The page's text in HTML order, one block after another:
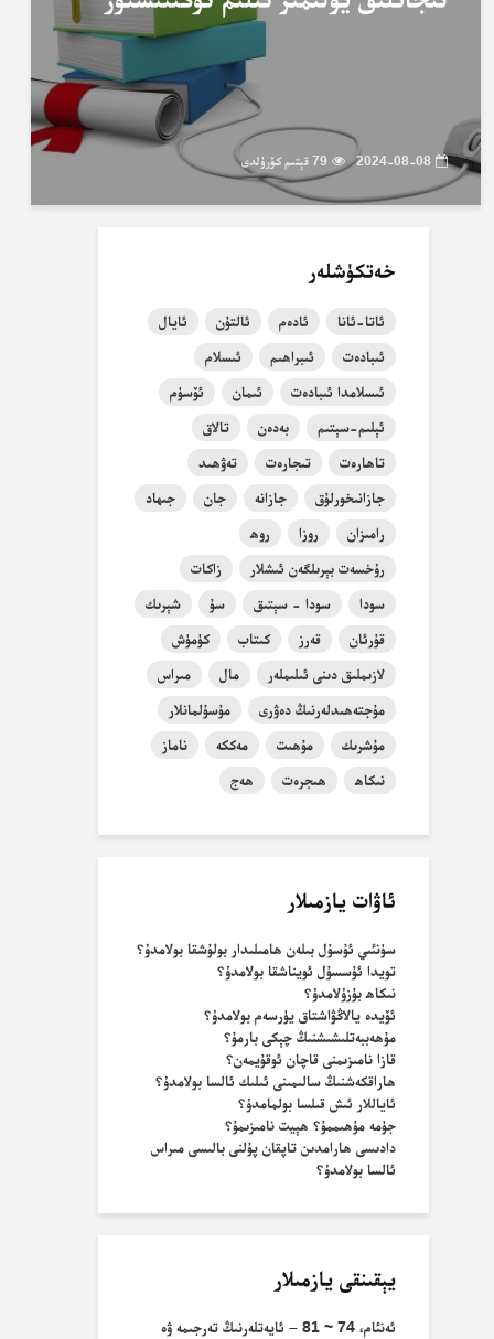
2024-08-08 79 قېتىم كۆرۈلدى
خەتكۈشلەر
ئاتا-ئانا ئادەم ئالتۇن
ئايال
ئىبادەت
ئىبراھىم
ئىسلام
ئىسلامدا ئىبادەت
ئىمان
ئۆسۈم
ئېلىم-سېتىم
بەدەن
تالاق
تاھارەت
تىجارەت
تەۋھىد
جازانىخورلۇق
جازانە جان
جىھاد
رامىزان
روزا
روھ
رۇخسەت بېرىلگەن ئىشلار
زاكات
سودا
سودا - سېتىق سۇ
شېرىك
قۇرئان
قەرز كىتاب
كۈمۈش
لازىملىق دىنى ئىلىملەر
مال
مىراس
مۇجتەھىدلەرنىڭ دەۋرى
مۇسۇلمانلار
مۇشرىك
مۇھىت مەككە
ناماز
نىكاھ
ھىجرەت ھەج
ئاۋات يازمىلار
سۈنئىي ئۇسۇل بىلەن ھامىلىدار بولۇشقا بولامدۇ؟
تويدا ئۇسسۇل ئويناشقا بولامدۇ؟
نىكاھ بۇزۇلامدۇ؟
ئۆيدە يالاڭۋاشتاق يۈرسەم بولامدۇ؟
مۇھەببەتلىشىشنىڭ چېكى بارمۇ؟
قازا نامىزىمنى قاچان ئوقۇيمەن؟
ھاراقكەشنىڭ سالىمىنى ئىلىك ئالسا بولامدۇ؟
ئاياللار ئىش قىلسا بولمامدۇ؟
جۈمە مۇھىممۇ؟ ھېيت نامىزىمۇ؟
دادىسى ھارامدىن تاپقان پۇلنى بالىسى مىراس
ئالسا بولامدۇ؟
يېقىنقى يازمىلار
ئەنئام، 74 ~ 81 – ئايەتلەرنىڭ تەرجىمە ۋە